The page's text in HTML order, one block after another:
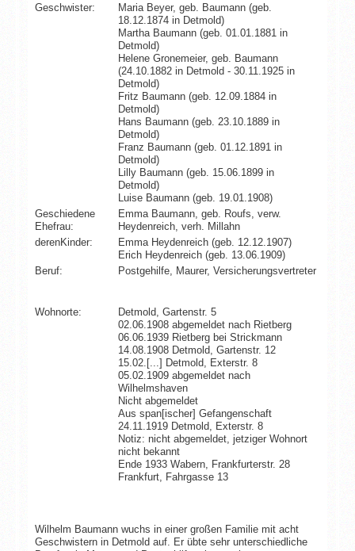
Geschwister:
Maria Beyer, geb. Baumann (geb.
18.12.1874 in Detmold)
Martha Baumann (geb. 01.01.1881 in
Detmold)
Helene Gronemeier, geb. Baumann
(24.10.1882 in Detmold - 30.11.1925 in
Detmold)
Fritz Baumann (geb. 12.09.1884 in
Detmold)
Hans Baumann (geb. 23.10.1889 in
Detmold)
Franz Baumann (geb. 01.12.1891 in
Detmold)
Lilly Baumann (geb. 15.06.1899 in
Detmold)
Luise Baumann (geb. 19.01.1908)
Geschiedene
Ehefrau:
Emma Baumann, geb. Roufs, verw.
Heydenreich, verh. Millahn
derenKinder:
Emma Heydenreich (geb. 12.12.1907)
Erich Heydenreich (geb. 13.06.1909)
Beruf:
Postgehilfe, Maurer, Versicherungsvertreter
Wohnorte:
Detmold, Gartenstr. 5
02.06.1908 abgemeldet nach Rietberg
06.06.1939 Rietberg bei Strickmann
14.08.1908 Detmold, Gartenstr. 12
15.02.[...] Detmold, Exterstr. 8
05.02.1909 abgemeldet nach
Wilhelmshaven
Nicht abgemeldet
Aus span[ischer] Gefangenschaft
24.11.1919 Detmold, Exterstr. 8
Notiz: nicht abgemeldet, jetziger Wohnort
nicht bekannt
Ende 1933 Wabern, Frankfurterstr. 28
Frankfurt, Fahrgasse 13
Wilhelm Baumann wuchs in einer großen Familie mit acht
Geschwistern in Detmold auf. Er übte sehr unterschiedliche